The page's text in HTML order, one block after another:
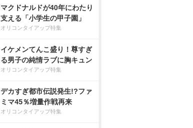
マクドナルドが40年にわたり
支える「小学生の甲子園」
オリコンタイアップ特集
イケメンてんこ盛り！尊すぎ
る男子の純情ラブに胸キュン
オリコンタイアップ特集
デカすぎ都市伝説発生!?ファ
ミマ45％増量作戦再来
オリコンタイアップ特集